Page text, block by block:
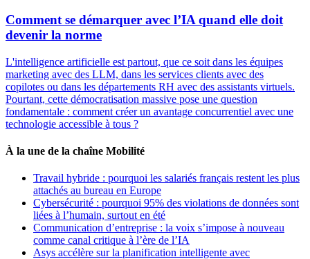
Comment se démarquer avec l’IA quand elle doit
devenir la norme
L'intelligence artificielle est partout, que ce soit dans les équipes
marketing avec des LLM, dans les services clients avec des
copilotes ou dans les départements RH avec des assistants virtuels.
Pourtant, cette démocratisation massive pose une question
fondamentale : comment créer un avantage concurrentiel avec une
technologie accessible à tous ?
À la une de la chaîne Mobilité
Travail hybride : pourquoi les salariés français restent les plus
attachés au bureau en Europe
Cybersécurité : pourquoi 95% des violations de données sont
liées à l’humain, surtout en été
Communication d’entreprise : la voix s’impose à nouveau
comme canal critique à l’ère de l’IA
Asys accélère sur la planification intelligente avec